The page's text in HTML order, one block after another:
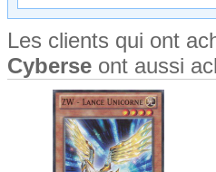
Les clients qui ont
Cyberse ont aussi